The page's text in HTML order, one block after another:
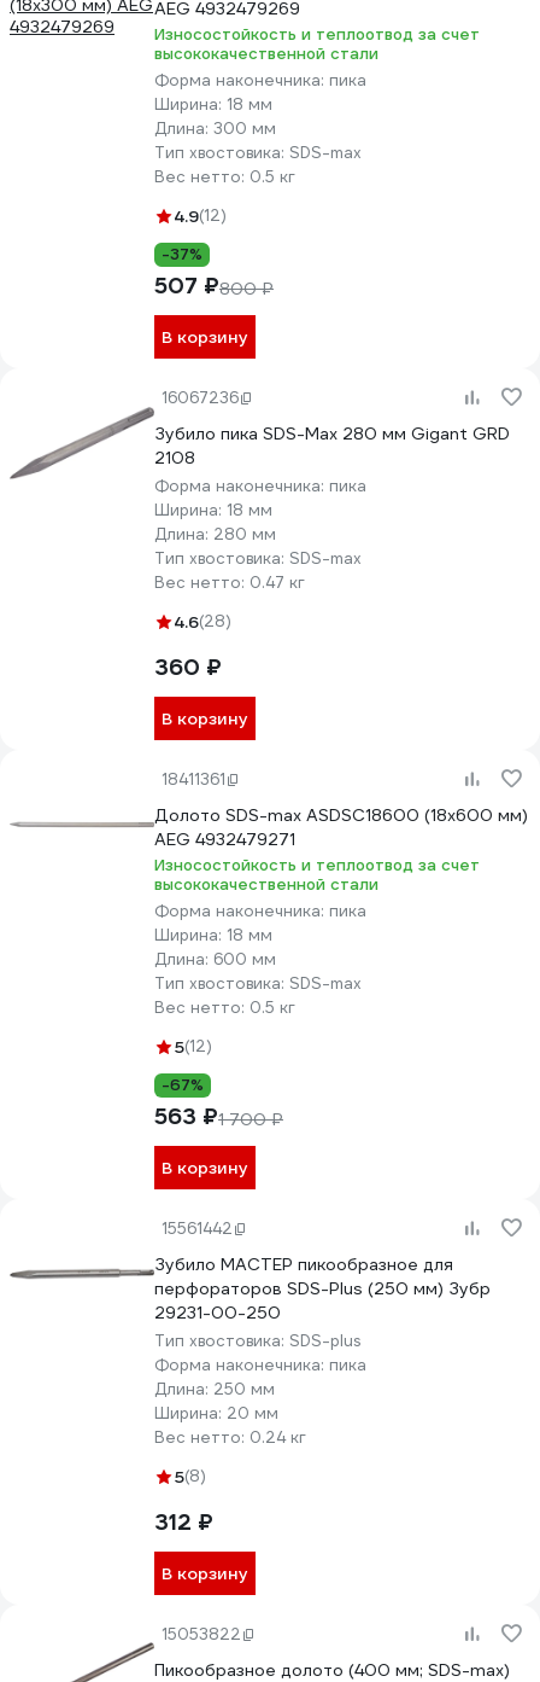
AEG 4932479269
Износостойкость и теплоотвод за счет
высококачественной стали
Форма наконечника: пика
Ширина: 18 мм
Длина: 300 мм
Тип хвостовика: SDS-max
Вес нетто: 0.5 кг
4.9(12)
-37%
507 ₽800 ₽
В корзину
16067236
Зубило пика SDS-Max 280 мм Gigant GRD
2108
Форма наконечника: пика
Ширина: 18 мм
Длина: 280 мм
Тип хвостовика: SDS-max
Вес нетто: 0.47 кг
4.6(28)
360 ₽
В корзину
18411361
Долото SDS-max ASDSC18600 (18х600 мм)
AEG 4932479271
Износостойкость и теплоотвод за счет
высококачественной стали
Форма наконечника: пика
Ширина: 18 мм
Длина: 600 мм
Тип хвостовика: SDS-max
Вес нетто: 0.5 кг
5(12)
-67%
563 ₽1 700 ₽
В корзину
15561442
Зубило МАСТЕР пикообразное для
перфораторов SDS-Plus (250 мм) Зубр
29231-00-250
Тип хвостовика: SDS-plus
Форма наконечника: пика
Длина: 250 мм
Ширина: 20 мм
Вес нетто: 0.24 кг
5(8)
312 ₽
В корзину
15053822
Пикообразное долото (400 мм; SDS-max)